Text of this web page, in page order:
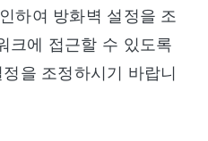
하여 방화벽 설정을 조
크에 접근할 수 있도록
을 조정하시기 바랍니